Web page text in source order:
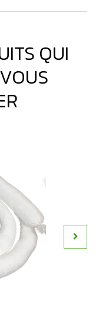
QUI